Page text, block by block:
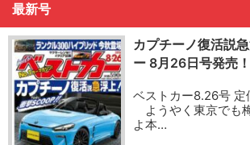
最新号
カプチーノ復活説
ー 8月26日号発売！
ベストカー8.26号
ようやく東京でも
よ本…